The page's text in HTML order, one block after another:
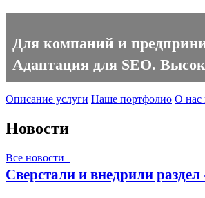
Для компаний и
Адаптация для SEO.
Описание услуги Наше портфолио О нас
Новости
Все новости
Сверстали и внедрили